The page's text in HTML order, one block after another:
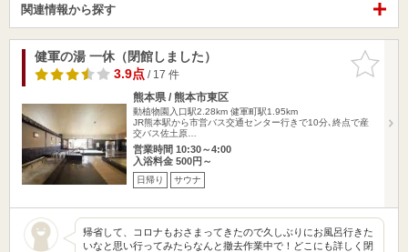
関連情報から探す
お気に入
りに追加
健軍の湯 一休（閉館しました）
3.9点/ 17 件
熊本県 / 熊本市東区
動植物園入口駅2.28km 健軍町駅1.95km
JR熊本駅から市営バス交通センター行きで10分､終点で産
交バス佐土原…
営業時間 10:30～4:00
入浴料金 500円～
日帰り サウナ
帰省して、コロナもおさまってきたので久しぶりにお風呂行きた
いなと思い行ってみたらなんと撤去作業中で！どこにも詳しく閉